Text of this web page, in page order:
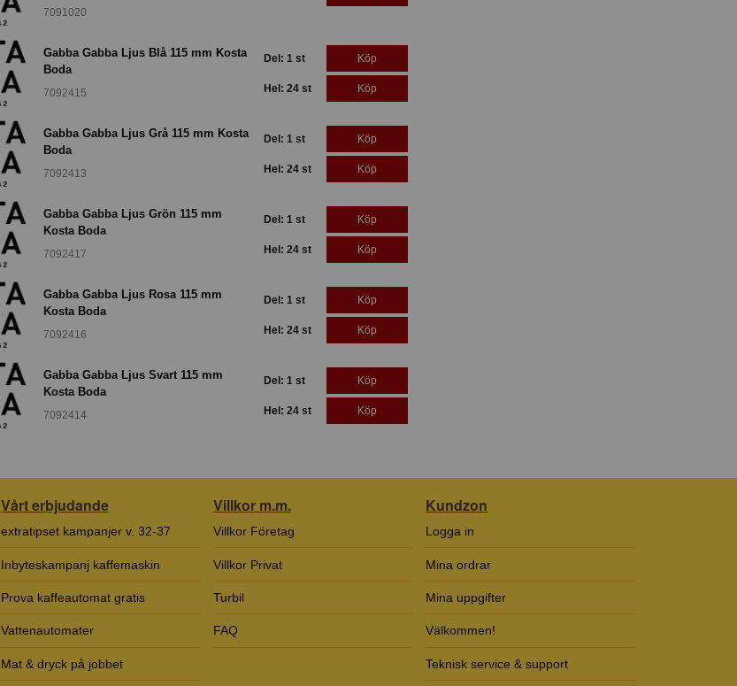
7091020
Gabba Gabba Ljus Blå 115 mm Kosta
Boda
7092415
Del: 1 st Köp
Hel: 24 st Köp
Gabba Gabba Ljus Grå 115 mm Kosta
Boda
7092413
Del: 1 st Köp
Hel: 24 st Köp
Gabba Gabba Ljus Grön 115 mm
Kosta Boda
7092417
Del: 1 st Köp
Hel: 24 st Köp
Gabba Gabba Ljus Rosa 115 mm
Kosta Boda
7092416
Del: 1 st Köp
Hel: 24 st Köp
Gabba Gabba Ljus Svart 115 mm
Kosta Boda
7092414
Del: 1 st Köp
Hel: 24 st Köp
Vårt erbjudande
extratipset kampanjer v. 32-37
Inbyteskampanj kaffemaskin
Prova kaffeautomat gratis
Vattenautomater
Mat & dryck på jobbet
Villkor m.m.
Villkor Företag
Villkor Privat
Turbil
FAQ
Kundzon
Logga in
Mina ordrar
Mina uppgifter
Välkommen!
Teknisk service & support